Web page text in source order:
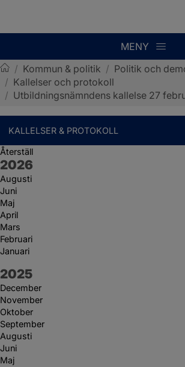
MENY
Sotenäs kommun
/ Kommun & politik / Politik och
/ Kallelser och protokoll
/ Utbildningsnämndens kallelse 27
KALLELSER & PROTOKOLL
Återställ
År:
2026
Augusti
Juni
Maj
April
Mars
Februari
Januari
År:
2025
December
November
Oktober
September
Augusti
Juni
Maj